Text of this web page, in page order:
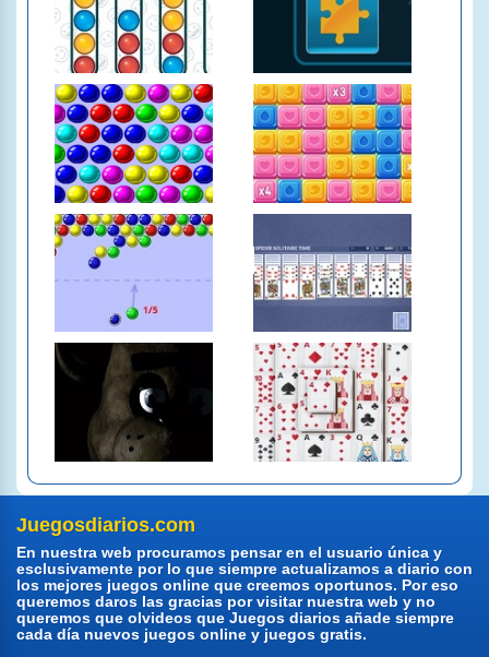
Juegosdiarios.com
En nuestra web procuramos pensar en el usuario única y
esclusivamente por lo que siempre actualizamos a diario con
los mejores juegos online que creemos oportunos. Por eso
queremos daros las gracias por visitar nuestra web y no
queremos que olvideos que Juegos diarios añade siempre
cada día nuevos juegos online y juegos gratis.